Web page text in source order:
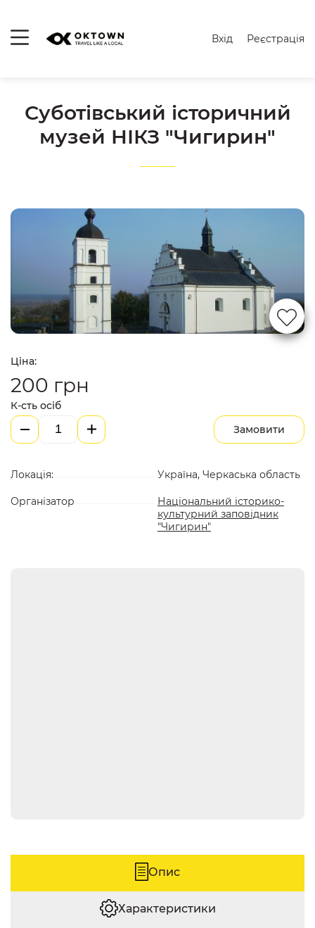
Вхід Реєстрація
Суботівський історичний
музей НІКЗ "Чигирин"
Ціна:
200 грн
К-сть осіб
Замовити
Локація: Україна, Черкаська область
Організатор
Національний історико-
культурний заповідник
"Чигирин"
Опис
Характеристики